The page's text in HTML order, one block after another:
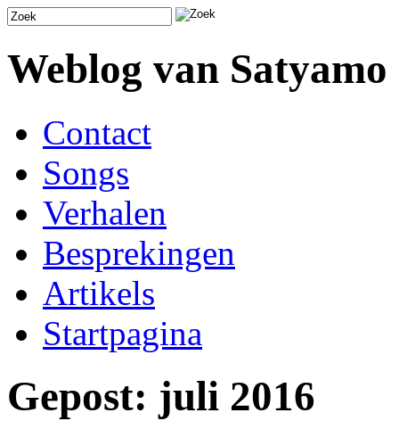
Weblog van Satyamo
Contact
Songs
Verhalen
Besprekingen
Artikels
Startpagina
Gepost: juli 2016